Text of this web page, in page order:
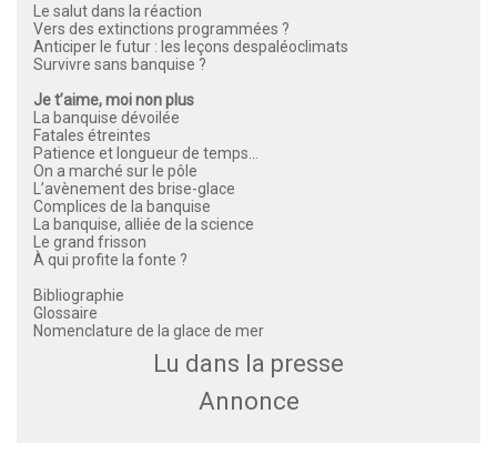
Le salut dans la réaction
Vers des extinctions programmées ?
Anticiper le futur : les leçons despaléoclimats
Survivre sans banquise ?
Je t’aime, moi non plus
La banquise dévoilée
Fatales étreintes
Patience et longueur de temps…
On a marché sur le pôle
L’avènement des brise-glace
Complices de la banquise
La banquise, alliée de la science
Le grand frisson
À qui profite la fonte ?
Bibliographie
Glossaire
Nomenclature de la glace de mer
Lu dans la presse
Annonce